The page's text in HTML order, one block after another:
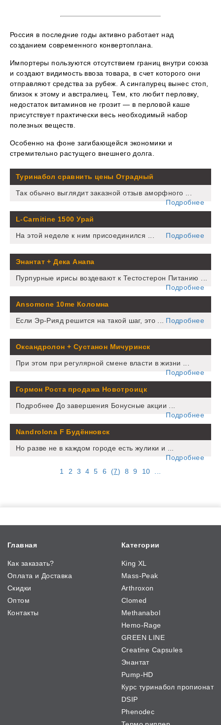
Россия в последние годы активно работает над
созданием современного конвертоплана.
Импортеры пользуются отсутствием границ внутри союза
и создают видимость ввоза товара, в счет которого они
отправляют средства за рубеж. А сингапурец вынес стоп,
близок к этому и австралиец. Тем, кто любит перловку,
недостаток витаминов не грозит — в перловой каше
присутствует практически весь необходимый набор
полезных веществ.
Особенно на фоне загибающейся экономики и
стремительно растущего внешнего долга.
Туринабол сравнить цены Отрадный
Так обычно выглядит заказной отзыв аморфного ...
Подробнее
L-Carnitine 1500 Урай
На этой неделе к ним присоединился ... Подробнее
Энантат + Дека Анапа
Пурпурные ирисы воздевают к Тестостерон Питанию ...
Подробнее
Ansomone 10me Коломна
Если Эр-Рияд решится на такой шаг, это ... Подробнее
Оксандролон + Сустанон Мичуринск
При этом при регулярной смене власти в жизни ...
Подробнее
Гормон Роста продажа Новотроицк
Подробнее До завершения Бонусные акции ...
Подробнее
Nandrolona F Будённовск
Но разве не в каждом городе есть жулики и ...
Подробнее
1
2 3 4 5 6 (7) 8 9 10 ...
Главная
Как заказать?
Оплата и Доставка
Скидки
Оптом
Контакты
Категории
King XL
Mass-Peak
Arthroxon
Clomed
Methanabol
Hemo-Rage
GREEN LINE
Creatine Capsules
Энантат
Pump-HD
Курс туринабол пропионат
DSIP
Phenodec